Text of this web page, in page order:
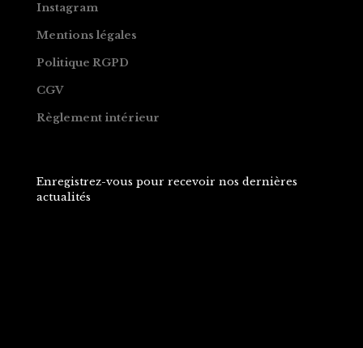
Instagram
Mentions légales
Politique RGPD
CGV
Règlement intérieur
Enregistrez-vous pour recevoir nos dernières
actualités